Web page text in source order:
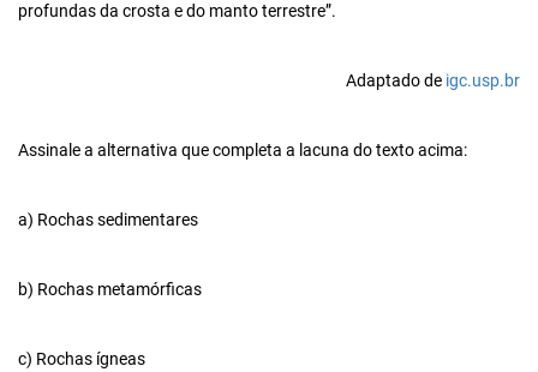
profundas da crosta e do manto terrestre”.
Adaptado de igc.usp.br
Assinale a alternativa que completa a lacuna do texto acima:
a) Rochas sedimentares
b) Rochas metamórficas
c) Rochas ígneas